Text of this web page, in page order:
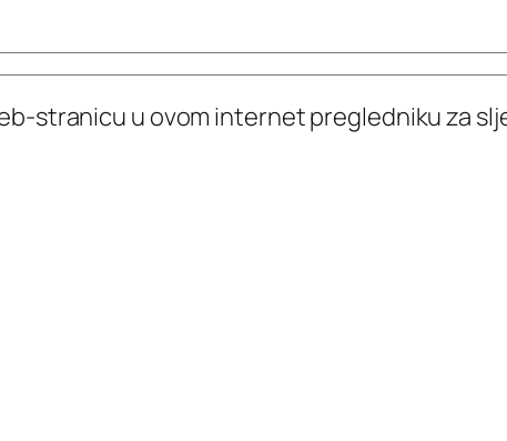
stranicu u ovom internet pregledniku za